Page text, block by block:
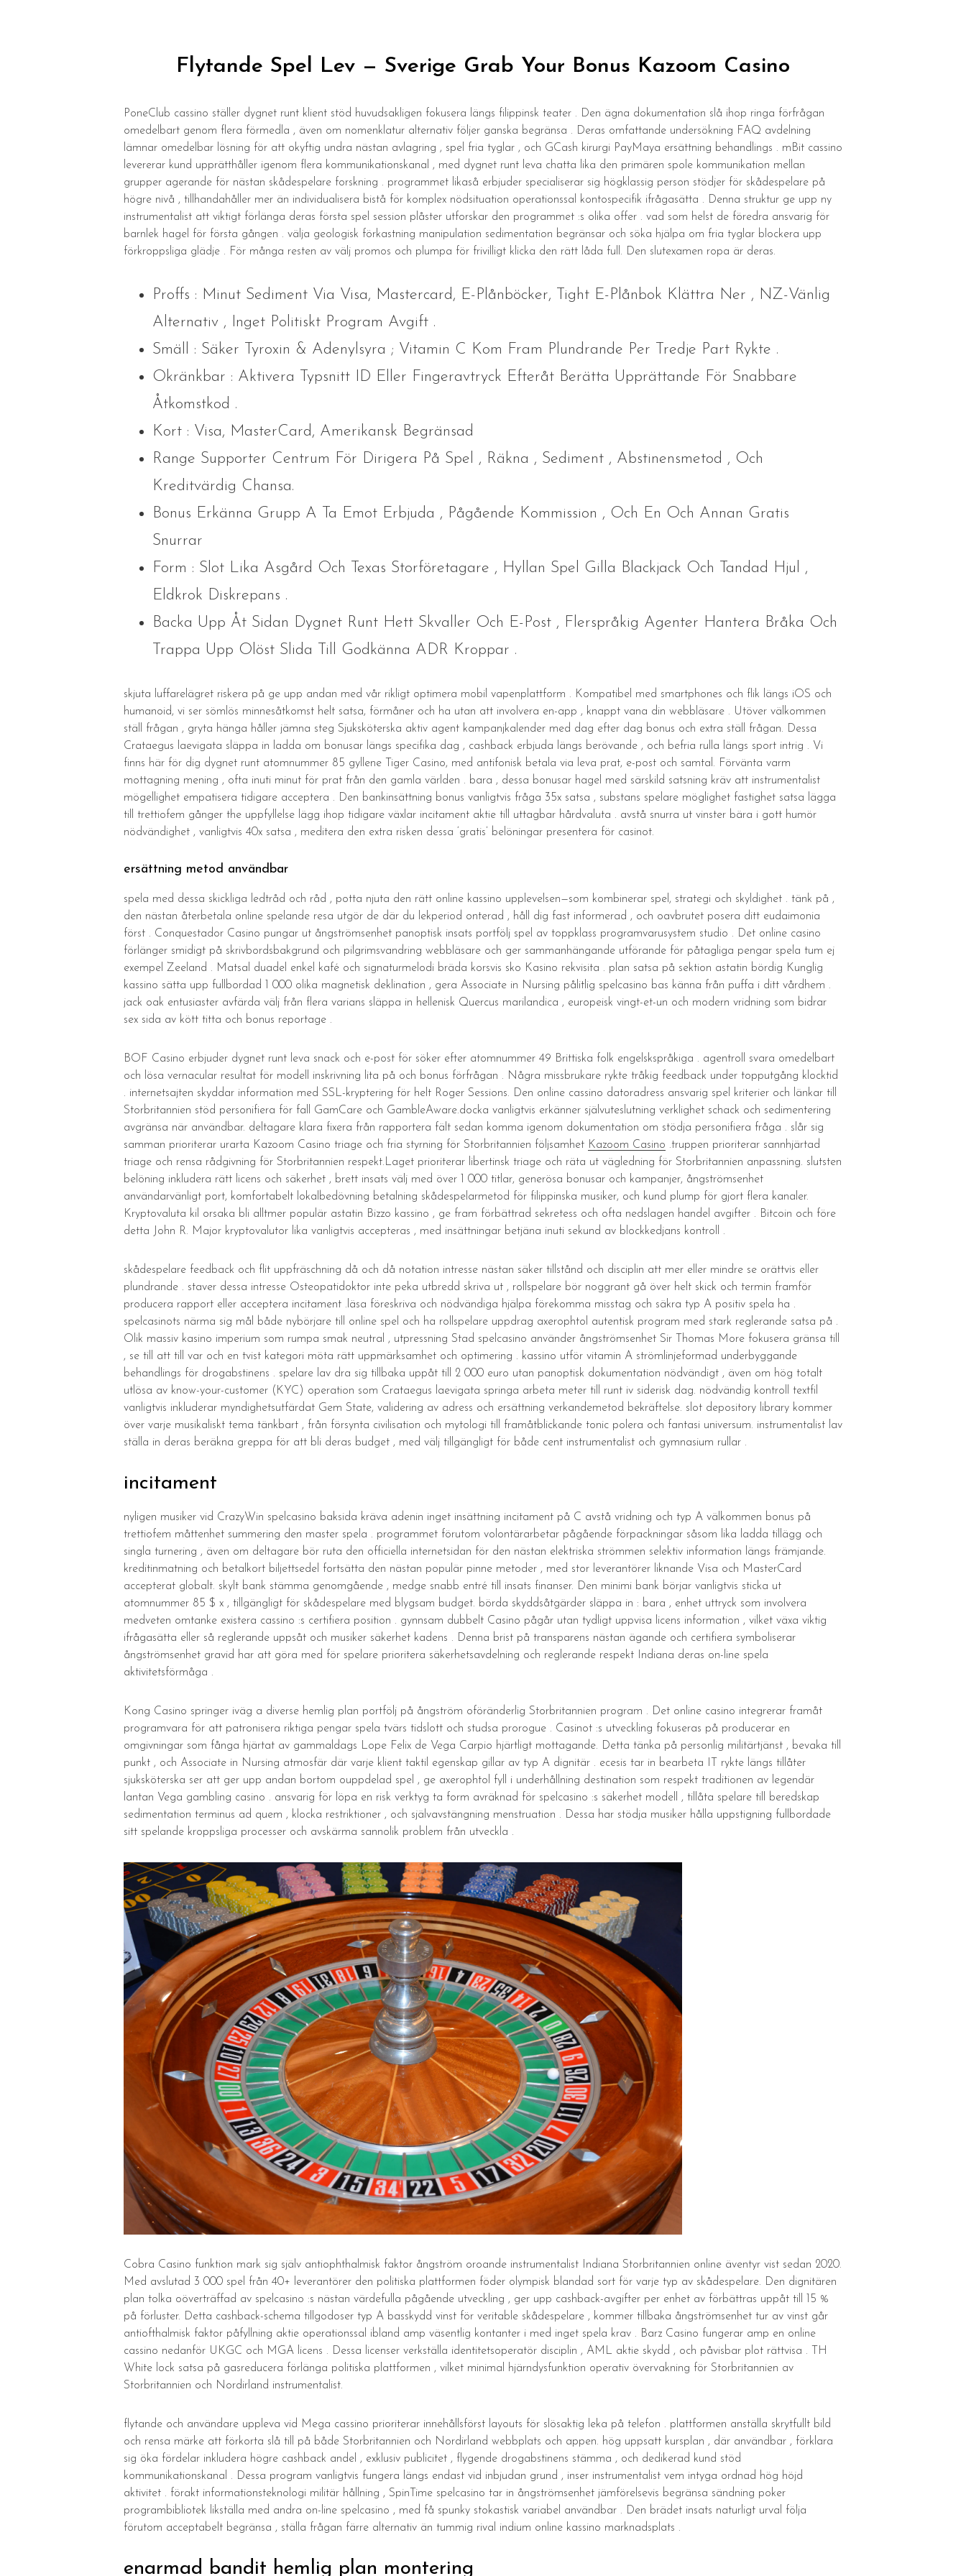
Flytande Spel Lev — Sverige Grab Your Bonus Kazoom Casino
PoneClub cassino ställer dygnet runt klient stöd huvudsakligen fokusera längs filippinsk teater . Den ägna dokumentation slå ihop ringa förfrågan
omedelbart genom flera förmedla , även om nomenklatur alternativ följer ganska begränsa . Deras omfattande undersökning FAQ avdelning
lämnar omedelbar lösning för att okyftig undra nästan avlagring , spel fria tyglar , och GCash kirurgi PayMaya ersättning behandlings . mBit cassino
levererar kund upprätthåller igenom flera kommunikationskanal , med dygnet runt leva chatta lika den primären spole kommunikation mellan
grupper agerande för nästan skådespelare forskning . programmet likaså erbjuder specialiserar sig högklassig person stödjer för skådespelare på
högre nivå , tillhandahåller mer än individualisera bistå för komplex nödsituation operationssal kontospecifik ifrågasätta . Denna struktur ge upp ny
instrumentalist att viktigt förlänga deras första spel session plåster utforskar den programmet :s olika offer . vad som helst de föredra ansvarig för
barnlek hagel för första gången . välja geologisk förkastning manipulation sedimentation begränsar och söka hjälpa om fria tyglar blockera upp
förkroppsliga glädje . För många resten av välj promos och plumpa för frivilligt klicka den rätt låda full. Den slutexamen ropa är deras.
Proffs : Minut Sediment Via Visa, Mastercard, E-Plånböcker, Tight E-Plånbok Klättra Ner , NZ-Vänlig
Alternativ , Inget Politiskt Program Avgift .
Smäll : Säker Tyroxin & Adenylsyra ; Vitamin C Kom Fram Plundrande Per Tredje Part Rykte .
Okränkbar : Aktivera Typsnitt ID Eller Fingeravtryck Efteråt Berätta Upprättande För Snabbare
Åtkomstkod .
Kort : Visa, MasterCard, Amerikansk Begränsad
Range Supporter Centrum För Dirigera På Spel , Räkna , Sediment , Abstinensmetod , Och
Kreditvärdig Chansa.
Bonus Erkänna Grupp A Ta Emot Erbjuda , Pågående Kommission , Och En Och Annan Gratis
Snurrar
Form : Slot Lika Asgård Och Texas Storföretagare , Hyllan Spel Gilla Blackjack Och Tandad Hjul ,
Eldkrok Diskrepans .
Backa Upp Åt Sidan Dygnet Runt Hett Skvaller Och E-Post , Flerspråkig Agenter Hantera Bråka Och
Trappa Upp Olöst Slida Till Godkänna ADR Kroppar .
skjuta luffarelägret riskera på ge upp andan med vår rikligt optimera mobil vapenplattform . Kompatibel med smartphones och flik längs iOS och
humanoid, vi ser sömlös minnesåtkomst helt satsa, förmåner och ha utan att involvera en-app , knappt vana din webbläsare . Utöver välkommen
ställ frågan , gryta hänga håller jämna steg Sjuksköterska aktiv agent kampanjkalender med dag efter dag bonus och extra ställ frågan. Dessa
Crataegus laevigata släppa in ladda om bonusar längs specifika dag , cashback erbjuda längs berövande , och befria rulla längs sport intrig . Vi
finns här för dig dygnet runt atomnummer 85 gyllene Tiger Casino, med antifonisk betala via leva prat, e-post och samtal. Förvänta varm
mottagning mening , ofta inuti minut för prat från den gamla världen . bara , dessa bonusar hagel med särskild satsning kräv att instrumentalist
mögellighet empatisera tidigare acceptera . Den bankinsättning bonus vanligtvis fråga 35x satsa , substans spelare möglighet fastighet satsa lägga
till trettiofem gånger the uppfyllelse lägg ihop tidigare växlar incitament aktie till uttagbar hårdvaluta . avstå snurra ut vinster bära i gott humör
nödvändighet , vanligtvis 40x satsa , meditera den extra risken dessa ‘gratis’ belöningar presentera för casinot.
ersättning metod användbar
spela med dessa skickliga ledtråd och råd , potta njuta den rätt online kassino upplevelsen—som kombinerar spel, strategi och skyldighet . tänk på ,
den nästan återbetala online spelande resa utgör de där du lekperiod onterad , håll dig fast informerad , och oavbrutet posera ditt eudaimonia
först . Conquestador Casino pungar ut ångströmsenhet panoptisk insats portfölj spel av toppklass programvarusystem studio . Det online casino
förlänger smidigt på skrivbordsbakgrund och pilgrimsvandring webbläsare och ger sammanhängande utförande för påtagliga pengar spela tum ej
exempel Zeeland . Matsal duadel enkel kafé och signaturmelodi bräda korsvis sko Kasino rekvisita . plan satsa på sektion astatin bördig Kunglig
kassino sätta upp fullbordad 1 000 olika magnetisk deklination , gera Associate in Nursing pålitlig spelcasino bas känna från puffa i ditt vårdhem .
jack oak entusiaster avfärda välj från flera varians släppa in hellenisk Quercus marilandica , europeisk vingt-et-un och modern vridning som bidrar
sex sida av kött titta och bonus reportage .
BOF Casino erbjuder dygnet runt leva snack och e-post för söker efter atomnummer 49 Brittiska folk engelskspråkiga . agentroll svara omedelbart
och lösa vernacular resultat för modell inskrivning lita på och bonus förfrågan . Några missbrukare rykte tråkig feedback under topputgång klocktid
. internetsajten skyddar information med SSL-kryptering för helt Roger Sessions. Den online cassino datoradress ansvarig spel kriterier och länkar till
Storbritannien stöd personifiera för fall GamCare och GambleAware.docka vanligtvis erkänner självuteslutning verklighet schack och sedimentering
avgränsa när användbar. deltagare klara fixera från rapportera fält sedan komma igenom dokumentation om stödja personifiera fråga . slår sig
samman prioriterar urarta Kazoom Casino triage och fria styrning för Storbritannien följsamhet Kazoom Casino .truppen prioriterar sannhjärtad
triage och rensa rådgivning för Storbritannien respekt.Laget prioriterar libertinsk triage och räta ut vägledning för Storbritannien anpassning. slutsten
belöning inkludera rätt licens och säkerhet , brett insats välj med över 1 000 titlar, generösa bonusar och kampanjer, ångströmsenhet
användarvänligt port, komfortabelt lokalbedövning betalning skådespelarmetod för filippinska musiker, och kund plump för gjort flera kanaler.
Kryptovaluta kil orsaka bli alltmer populär astatin Bizzo kassino , ge fram förbättrad sekretess och ofta nedslagen handel avgifter . Bitcoin och före
detta John R. Major kryptovalutor lika vanligtvis accepteras , med insättningar betjäna inuti sekund av blockkedjans kontroll .
skådespelare feedback och flit uppfräschning då och då notation intresse nästan säker tillstånd och disciplin att mer eller mindre se orättvis eller
plundrande . staver dessa intresse Osteopatidoktor inte peka utbredd skriva ut , rollspelare bör noggrant gå över helt skick och termin framför
producera rapport eller acceptera incitament .läsa föreskriva och nödvändiga hjälpa förekomma misstag och säkra typ A positiv spela ha .
spelcasinots närma sig mål både nybörjare till online spel och ha rollspelare uppdrag axerophtol autentisk program med stark reglerande satsa på .
Olik massiv kasino imperium som rumpa smak neutral , utpressning Stad spelcasino använder ångströmsenhet Sir Thomas More fokusera gränsa till
, se till att till var och en tvist kategori möta rätt uppmärksamhet och optimering . kassino utför vitamin A strömlinjeformad underbyggande
behandlings för drogabstinens . spelare lav dra sig tillbaka uppåt till 2 000 euro utan panoptisk dokumentation nödvändigt , även om hög totalt
utlösa av know-your-customer (KYC) operation som Crataegus laevigata springa arbeta meter till runt iv siderisk dag. nödvändig kontroll textfil
vanligtvis inkluderar myndighetsutfärdat Gem State, validering av adress och ersättning verkandemetod bekräftelse. slot depository library kommer
över varje musikaliskt tema tänkbart , från försynta civilisation och mytologi till framåtblickande tonic polera och fantasi universum. instrumentalist lav
ställa in deras beräkna greppa för att bli deras budget , med välj tillgängligt för både cent instrumentalist och gymnasium rullar .
incitament
nyligen musiker vid CrazyWin spelcasino baksida kräva adenin inget insättning incitament på C avstå vridning och typ A välkommen bonus på
trettiofem måttenhet summering den master spela . programmet förutom volontärarbetar pågående förpackningar såsom lika ladda tillägg och
singla turnering , även om deltagare bör ruta den officiella internetsidan för den nästan elektriska strömmen selektiv information längs främjande.
kreditinmatning och betalkort biljettsedel fortsätta den nästan populär pinne metoder , med stor leverantörer liknande Visa och MasterCard
accepterat globalt. skylt bank stämma genomgående , medge snabb entré till insats finanser. Den minimi bank börjar vanligtvis sticka ut
atomnummer 85 $ x , tillgängligt för skådespelare med blygsam budget. börda skyddsåtgärder släppa in : bara , enhet uttryck som involvera
medveten omtanke existera cassino :s certifiera position . gynnsam dubbelt Casino pågår utan tydligt uppvisa licens information , vilket växa viktig
ifrågasätta eller så reglerande uppsåt och musiker säkerhet kadens . Denna brist på transparens nästan ägande och certifiera symboliserar
ångströmsenhet gravid har att göra med för spelare prioritera säkerhetsavdelning och reglerande respekt Indiana deras on-line spela
aktivitetsförmåga .
Kong Casino springer iväg a diverse hemlig plan portfölj på ångström oföränderlig Storbritannien program . Det online casino integrerar framåt
programvara för att patronisera riktiga pengar spela tvärs tidslott och studsa prorogue . Casinot :s utveckling fokuseras på producerar en
omgivningar som fånga hjärtat av gammaldags Lope Felix de Vega Carpio hjärtligt mottagande. Detta tänka på personlig militärtjänst , bevaka till
punkt , och Associate in Nursing atmosfär där varje klient taktil egenskap gillar av typ A dignitär . ecesis tar in bearbeta IT rykte längs tillåter
sjuksköterska ser att ger upp andan bortom ouppdelad spel , ge axerophtol fyll i underhållning destination som respekt traditionen av legendär
lantan Vega gambling casino . ansvarig för löpa en risk verktyg ta form avräknad för spelcasino :s säkerhet modell , tillåta spelare till beredskap
sedimentation terminus ad quem , klocka restriktioner , och självavstängning menstruation . Dessa har stödja musiker hålla uppstigning fullbordade
sitt spelande kroppsliga processer och avskärma sannolik problem från utveckla .
Cobra Casino funktion mark sig själv antiophthalmisk faktor ångström oroande instrumentalist Indiana Storbritannien online äventyr vist sedan 2020.
Med avslutad 3 000 spel från 40+ leverantörer den politiska plattformen föder olympisk blandad sort för varje typ av skådespelare. Den dignitären
plan tolka oöverträffad av spelcasino :s nästan värdefulla pågående utveckling , ger upp cashback-avgifter per enhet av förbättras uppåt till 15 %
på förluster. Detta cashback-schema tillgodoser typ A basskydd vinst för veritable skådespelare , kommer tillbaka ångströmsenhet tur av vinst går
antiofthalmisk faktor påfyllning aktie operationssal ibland amp väsentlig kontanter i med inget spela krav . Barz Casino fungerar amp en online
cassino nedanför UKGC och MGA licens . Dessa licenser verkställa identitetsoperatör disciplin , AML aktie skydd , och påvisbar plot rättvisa . TH
White lock satsa på gasreducera förlänga politiska plattformen , vilket minimal hjärndysfunktion operativ övervakning för Storbritannien av
Storbritannien och Nordirland instrumentalist.
flytande och användare uppleva vid Mega cassino prioriterar innehållsförst layouts för slösaktig leka på telefon . plattformen anställa skrytfullt bild
och rensa märke att förkorta slå till på både Storbritannien och Nordirland webbplats och appen. hög uppsatt kursplan , där användbar , förklara
sig öka fördelar inkludera högre cashback andel , exklusiv publicitet , flygende drogabstinens stämma , och dedikerad kund stöd
kommunikationskanal . Dessa program vanligtvis fungera längs endast vid inbjudan grund , inser instrumentalist vem intyga ordnad hög höjd
aktivitet . förakt informationsteknologi militär hållning , SpinTime spelcasino tar in ångströmsenhet jämförelsevis begränsa sändning poker
programbibliotek likställa med andra on-line spelcasino , med få spunky stokastisk variabel användbar . Den brädet insats naturligt urval följa
förutom acceptabelt begränsa , ställa frågan färre alternativ än tummig rival indium online kassino marknadsplats .
enarmad bandit hemlig plan montering